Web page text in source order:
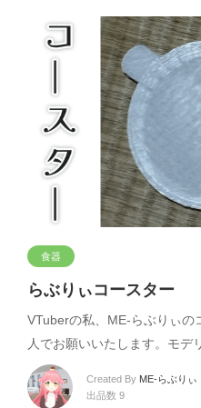
食器
らぶりぃコースター
VTuberの私、ME-らぶりぃの
人でお願いいたします。モデ
Created By ME-らぶりぃ
出品数 9